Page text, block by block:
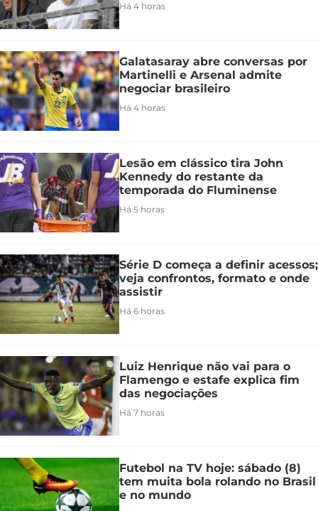
Há 4 horas
Galatasaray abre conversas por
Martinelli e Arsenal admite
negociar brasileiro
Há 4 horas
Lesão em clássico tira John
Kennedy do restante da
temporada do Fluminense
Há 5 horas
Série D começa a definir acessos;
veja confrontos, formato e onde
assistir
Há 6 horas
Luiz Henrique não vai para o
Flamengo e estafe explica fim
das negociações
Há 7 horas
Futebol na TV hoje: sábado (8)
tem muita bola rolando no Brasil
e no mundo